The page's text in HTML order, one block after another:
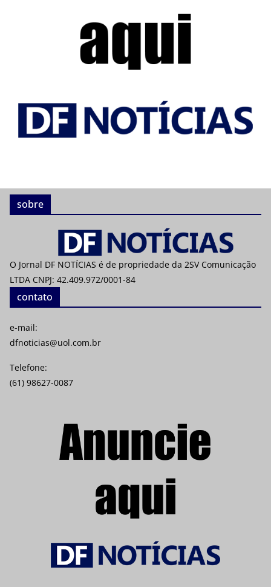
sobre
O Jornal DF NOTÍCIAS é de propriedade da 2SV Comunicação
LTDA CNPJ: 42.409.972/0001-84
contato
e-mail:
dfnoticias@uol.com.br
Telefone:
(61) 98627-0087